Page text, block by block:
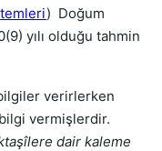
) Doğum
yılı olduğu tahmin
verirlerken
bilgi vermişlerdir.
dair kaleme